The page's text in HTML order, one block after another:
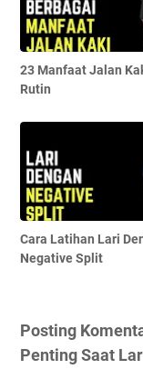
23 Manfaat Jalan
Rutin
Cara Latihan Lari
Negative Split
Posting
Penting Saat